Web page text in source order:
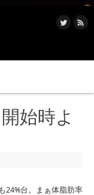
始時よ
24%台。まぁ体脂肪率